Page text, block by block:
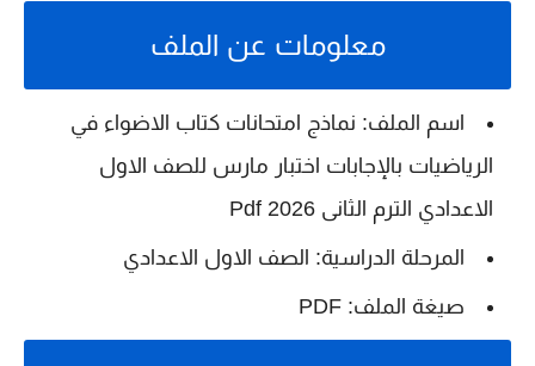
معلومات عن الملف
اسم الملف: نماذج امتحانات كتاب الاضواء في
الرياضيات بالإجابات اختبار مارس للصف الاول
الاعدادي الترم الثانى 2026 Pdf
المرحلة الدراسية: الصف الاول الاعدادي
صيغة الملف: PDF